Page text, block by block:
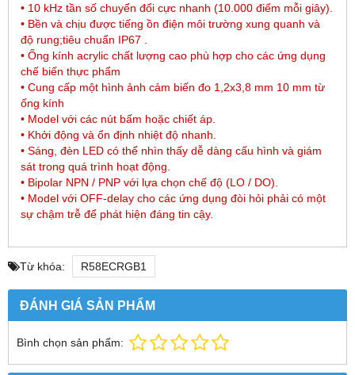
• 10 kHz tần số chuyển đổi cực nhanh (10.000 điểm mỗi giây).
• Bền và chịu được tiếng ồn điện môi trường xung quanh và
độ rung;tiêu chuẩn IP67 .
• Ống kính acrylic chất lượng cao phù hợp cho các ứng dụng
chế biến thực phẩm
• Cung cấp một hình ảnh cảm biến đo 1,2x3,8 mm 10 mm từ
ống kính
• Model với các nút bấm hoặc chiết áp.
• Khởi động và ổn định nhiệt độ nhanh.
• Sáng, đèn LED có thể nhìn thấy dễ dàng cấu hình và giám
sát trong quá trình hoạt động.
• Bipolar NPN / PNP với lựa chọn chế độ (LO / DO).
• Model với OFF-delay cho các ứng dụng đòi hỏi phải có một
sự chậm trễ để phát hiện đáng tin cậy.
Từ khóa: R58ECRGB1
ĐÁNH GIÁ SẢN PHẨM
Bình chọn sản phẩm: